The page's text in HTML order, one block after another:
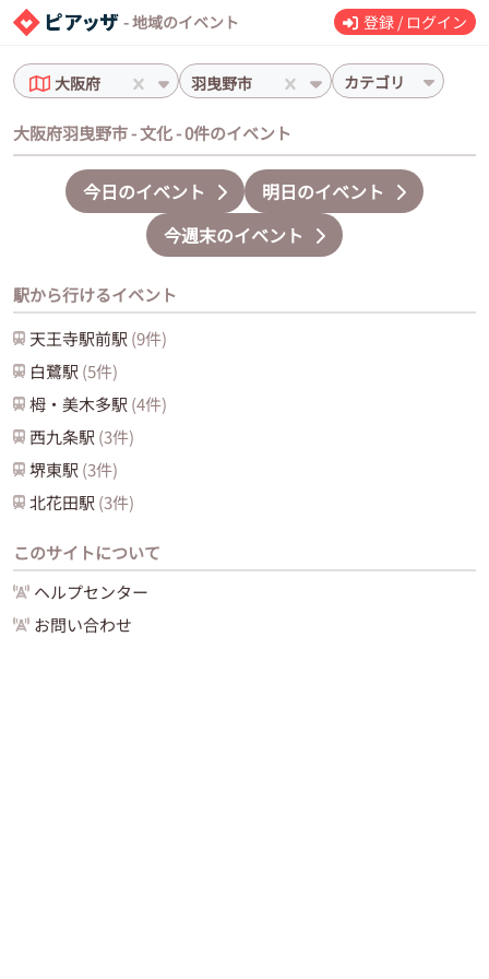
- 地域のイベント 登録 / ログイン
大阪府 羽曳野市 カテゴリ
大阪府羽曳野市 - 文化 - 0件のイベント
今日のイベント
明日のイベント
今週末のイベント
駅から行けるイベント
天王寺駅前駅 (9件)
白鷺駅 (5件)
栂・美木多駅 (4件)
西九条駅 (3件)
堺東駅 (3件)
北花田駅 (3件)
このサイトについて
ヘルプセンター
お問い合わせ